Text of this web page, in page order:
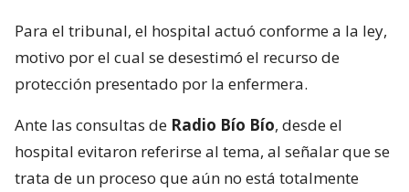
Para el tribunal, el hospital actuó conforme a la ley,
motivo por el cual se desestimó el recurso de
protección presentado por la enfermera.
Ante las consultas de Radio Bío Bío, desde el
hospital evitaron referirse al tema, al señalar que se
trata de un proceso que aún no está totalmente